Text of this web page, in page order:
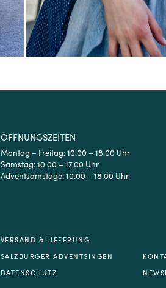
ÖFFNUNGSZEITEN
Montag – Freitag: 10.00 – 18.00 Uhr
Samstag: 10.00 – 17.00 Uhr
Adventsamstage: 10.00 – 18.00 Uhr
VERSAND & LIEFERUNG
SALZBURGER ADVENTSINGEN
DATENSCHUTZ